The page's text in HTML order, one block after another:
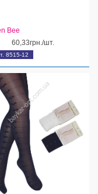
8515-12
Bee
60,33грн./шт.